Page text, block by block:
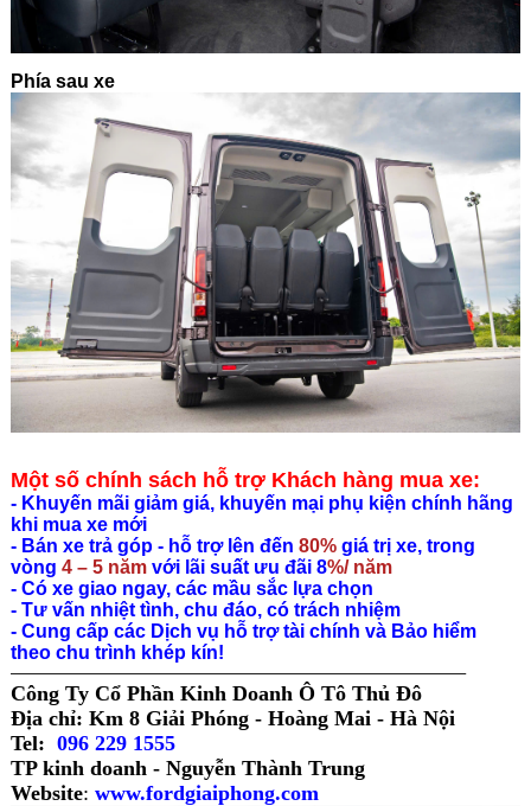
Phía sau xe
Một số chính sách hỗ trợ Khách hàng mua xe:
- Khuyến mãi giảm giá, khuyến mại phụ kiện chính hãng
khi mua xe mới
- Bán xe trả góp - hỗ trợ lên đến 80%giá trị xe, trong
vòng 4 – 5 nămvới lãi suất ưu đãi 8%/ năm
- Có xe giao ngay, các mầu sắc lựa chọn
- Tư vấn nhiệt tình, chu đáo, có trách nhiệm
- Cung cấp các Dịch vụ hỗ trợ tài chính và Bảo hiểm
theo chu trình khép kín!
—————————————————————————————–
Công Ty Cổ Phần Kinh Doanh Ô Tô Thủ Đô
Địa chỉ: Km 8 Giải Phóng - Hoàng Mai - Hà Nội
Tel: 096 229 1555
TP kinh doanh - Nguyễn Thành Trung
Website: www.fordgiaiphong.com